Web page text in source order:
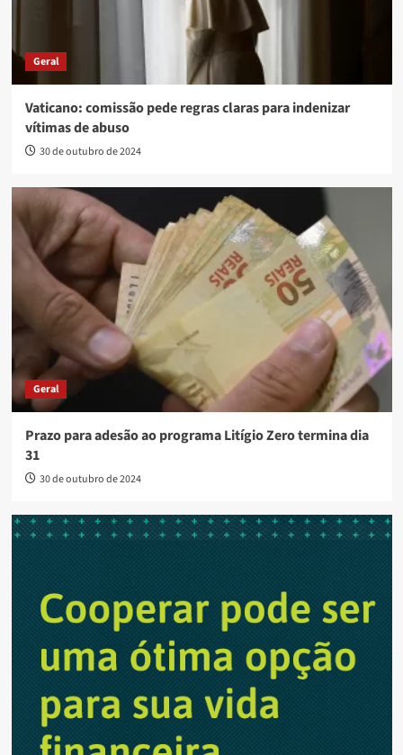
Geral
Vaticano: comissão pede regras claras para indenizar
vítimas de abuso
30 de outubro de 2024
Geral
Prazo para adesão ao programa Litígio Zero termina dia
31
30 de outubro de 2024